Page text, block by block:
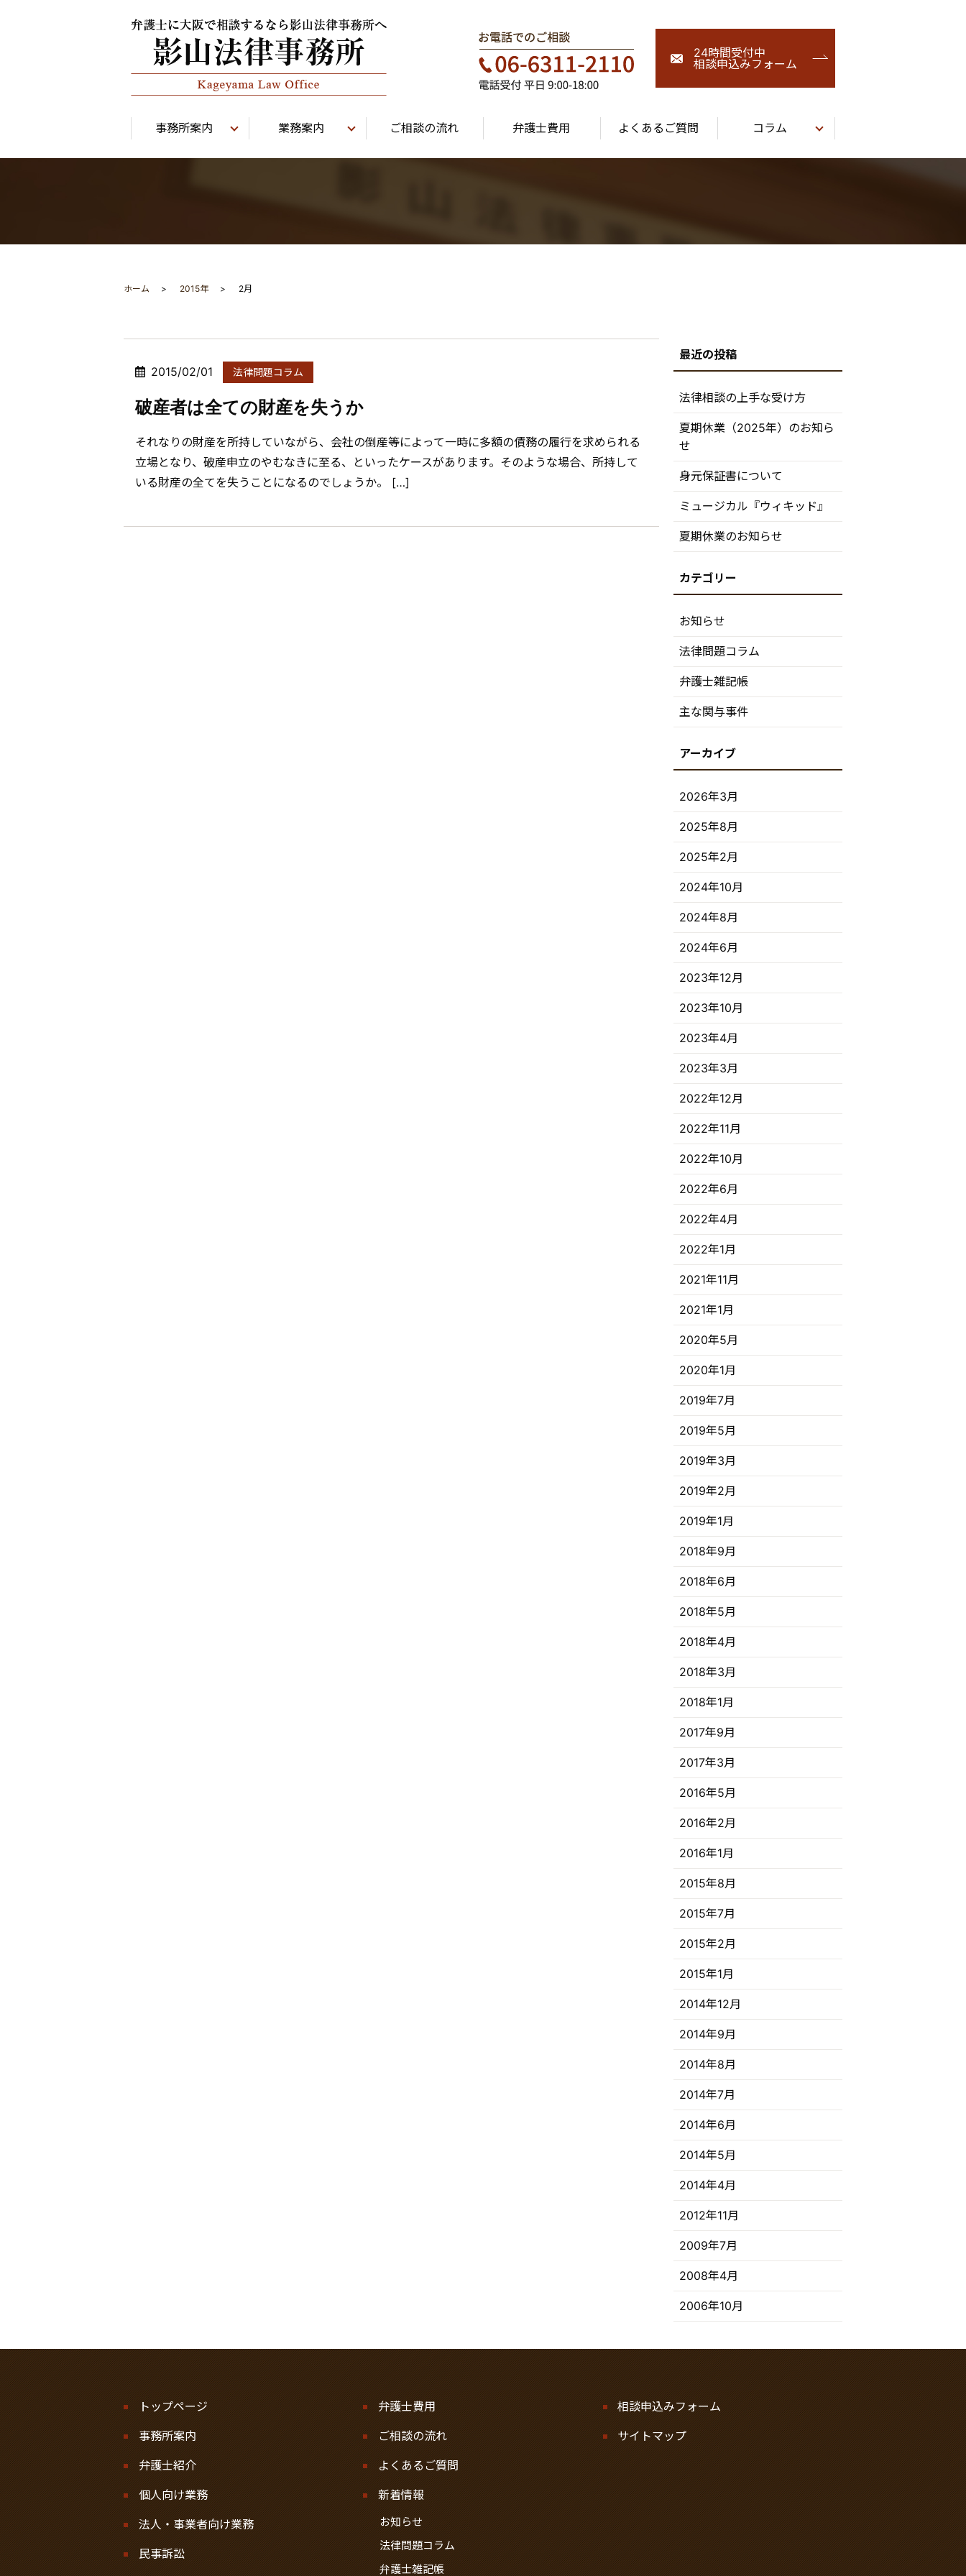
事務所案内 業務案内 ご相談の流れ 弁護士費用 よくあるご質問 コラム
24時間受付中
相談申込みフォーム
ホーム 2015年 2月
2015/02/01 法律問題コラム
破産者は全ての財産を失うか
それなりの財産を所持していながら、会社の倒産等によって一時に多額の債務の履行を求められる
立場となり、破産申立のやむなきに至る、といったケースがあります。そのような場合、所持して
いる財産の全てを失うことになるのでしょうか。 […]
法律相談の上手な受け方
夏期休業（2025年）のお知ら
せ
身元保証書について
ミュージカル『ウィキッド』
夏期休業のお知らせ
お知らせ
法律問題コラム
弁護士雑記帳
主な関与事件
2026年3月
2025年8月
2025年2月
2024年10月
2024年8月
2024年6月
2023年12月
2023年10月
2023年4月
2023年3月
2022年12月
2022年11月
2022年10月
2022年6月
2022年4月
2022年1月
2021年11月
2021年1月
2020年5月
2020年1月
2019年7月
2019年5月
2019年3月
2019年2月
2019年1月
2018年9月
2018年6月
2018年5月
2018年4月
2018年3月
2018年1月
2017年9月
2017年3月
2016年5月
2016年2月
2016年1月
2015年8月
2015年7月
2015年2月
2015年1月
2014年12月
2014年9月
2014年8月
2014年7月
2014年6月
2014年5月
2014年4月
2012年11月
2009年7月
2008年4月
2006年10月
トップページ
事務所案内
弁護士紹介
個人向け業務
法人・事業者向け業務
民事訴訟
弁護士費用
ご相談の流れ
よくあるご質問
新着情報
お知らせ
法律問題コラム
弁護士雑記帳
相談申込みフォーム
サイトマップ